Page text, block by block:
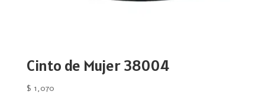
Cinto de Mujer 38004
$ 1,070